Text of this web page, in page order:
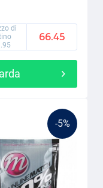
di
66.45
-5%